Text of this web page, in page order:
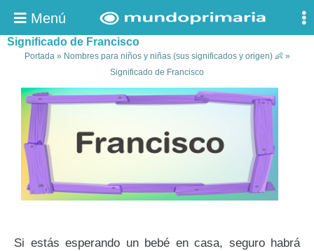
Menú
Significado de Francisco
Portada» Nombres para niños y niñas (sus significados y origen) 👶»
Significado de Francisco
Si estás esperando un bebé en casa, seguro habrá